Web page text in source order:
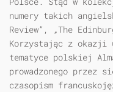
numery takich
Review”, „The
Korzystając z okazji
tematyce polskiej
prowadzonego przez
czasopism